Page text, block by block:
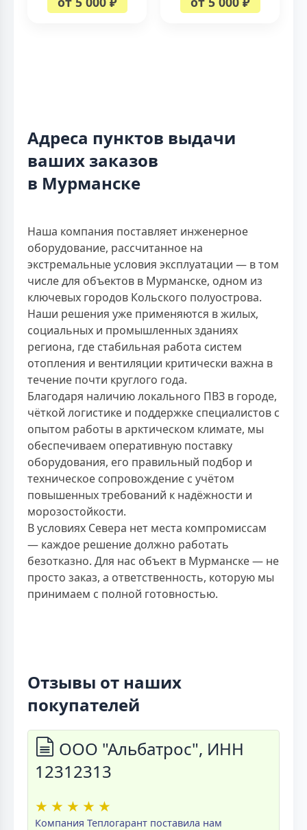
Адреса пунктов выдачи
ваших заказов
в Мурманске
Наша компания поставляет инженерное
оборудование, рассчитанное на
экстремальные условия эксплуатации — в том
числе для объектов в Мурманске, одном из
ключевых городов Кольского полуострова.
Наши решения уже применяются в жилых,
социальных и промышленных зданиях
региона, где стабильная работа систем
отопления и вентиляции критически важна в
течение почти круглого года.
Благодаря наличию локального ПВЗ в городе,
чёткой логистике и поддержке специалистов с
опытом работы в арктическом климате, мы
обеспечиваем оперативную поставку
оборудования, его правильный подбор и
техническое сопровождение с учётом
повышенных требований к надёжности и
морозостойкости.
В условиях Севера нет места компромиссам
— каждое решение должно работать
безотказно. Для нас объект в Мурманске — не
просто заказ, а ответственность, которую мы
принимаем с полной готовностью.
Отзывы от наших
покупателей
ООО "Альбатрос", ИНН
12312313
★ ★ ★ ★ ★
Компания Теплогарант поставила нам